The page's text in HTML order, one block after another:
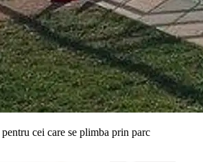
cei care se plimba prin parc